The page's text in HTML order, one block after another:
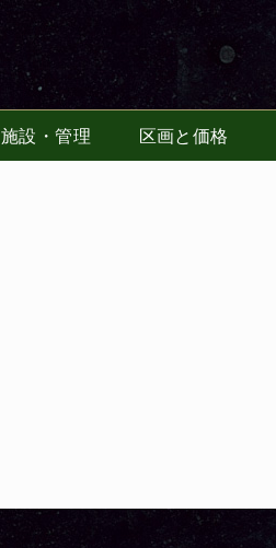
施設・管理 区画と価格